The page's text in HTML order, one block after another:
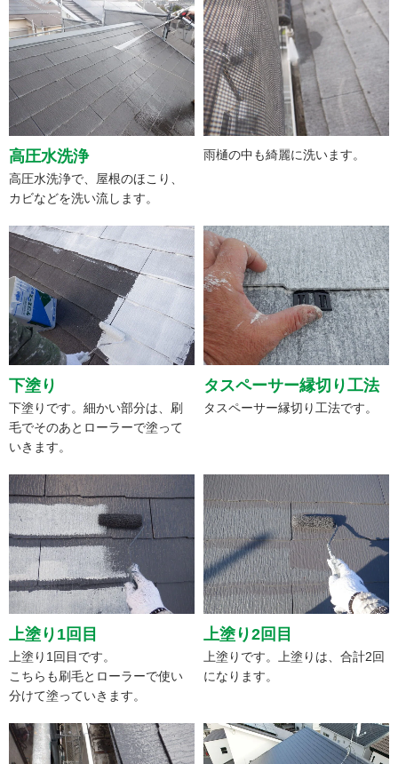
高圧水洗浄
高圧水洗浄で、屋根のほこり、
カビなどを洗い流します。
雨樋の中も綺麗に洗います。
下塗り
下塗りです。細かい部分は、刷
毛でそのあとローラーで塗って
いきます。
タスペーサー縁切り工法
タスペーサー縁切り工法です。
上塗り1回目
上塗り1回目です。
こちらも刷毛とローラーで使い
分けて塗っていきます。
上塗り2回目
上塗りです。上塗りは、合計2回
になります。